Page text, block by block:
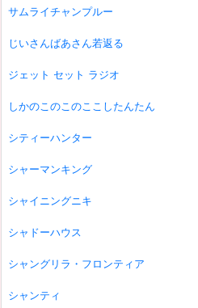
サムライチャンプルー
じいさんばあさん若返る
ジェット セット ラジオ
しかのこのこのここしたんたん
シティーハンター
シャーマンキング
シャイニングニキ
シャドーハウス
シャングリラ・フロンティア
シャンティ